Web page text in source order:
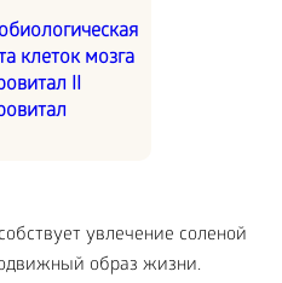
клеток мозга
II
увлечение соленой
образ жизни.